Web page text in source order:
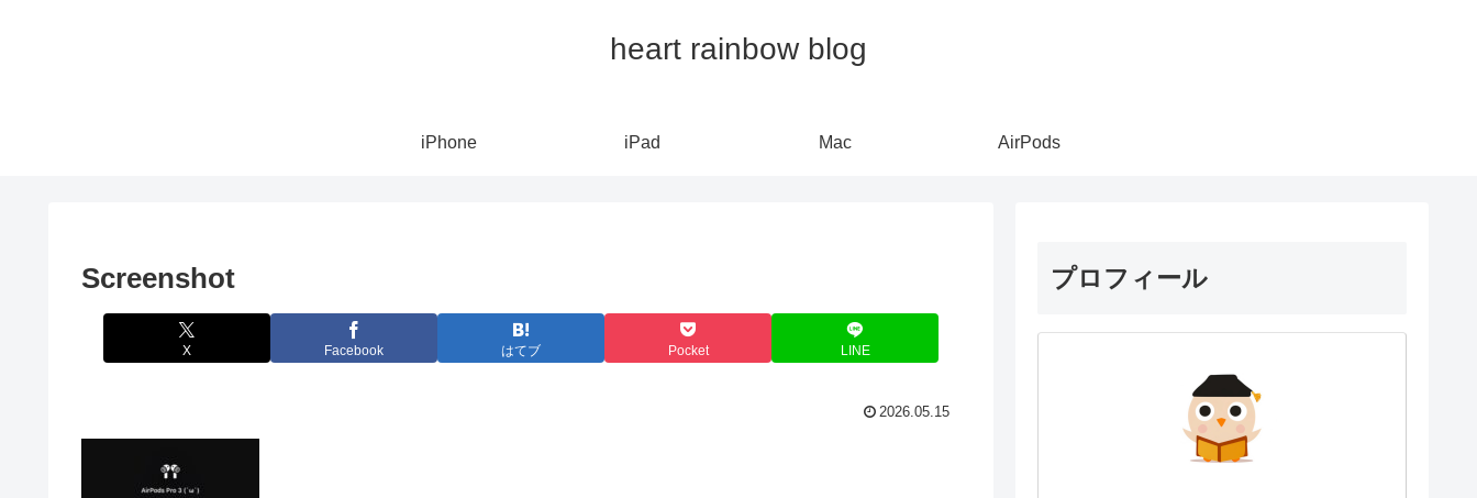
heart rainbow blog
iPhone iPad Mac AirPods
Screenshot
X Facebook はてブ Pocket LINE
2026.05.15
プロフィール